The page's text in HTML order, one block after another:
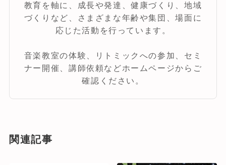
教育を軸に、成長や発達、健康づくり、地域
づくりなど、さまざまな年齢や集団、場面に
応じた活動を行っています。
音楽教室の体験、リトミックへの参加、セミ
ナー開催、講師依頼などホームページからご
確認ください。
関連記事